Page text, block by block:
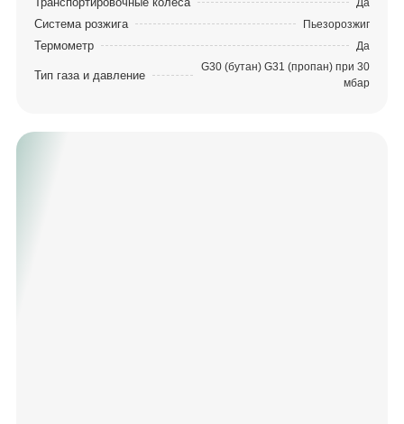
Система розжига Пьезорозжиг
Термометр Да
Тип газа и давление
G30 (бутан) G31 (пропан) при 30
мбар